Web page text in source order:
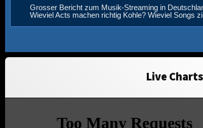
Grosser Bericht zum Musik-Streaming in
Wieviel Acts machen richtig Kohle? Wieviel Songs
Live